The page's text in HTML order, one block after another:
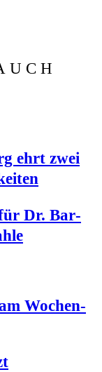
ehrt zwei
für Dr. Bar­
Wochen­